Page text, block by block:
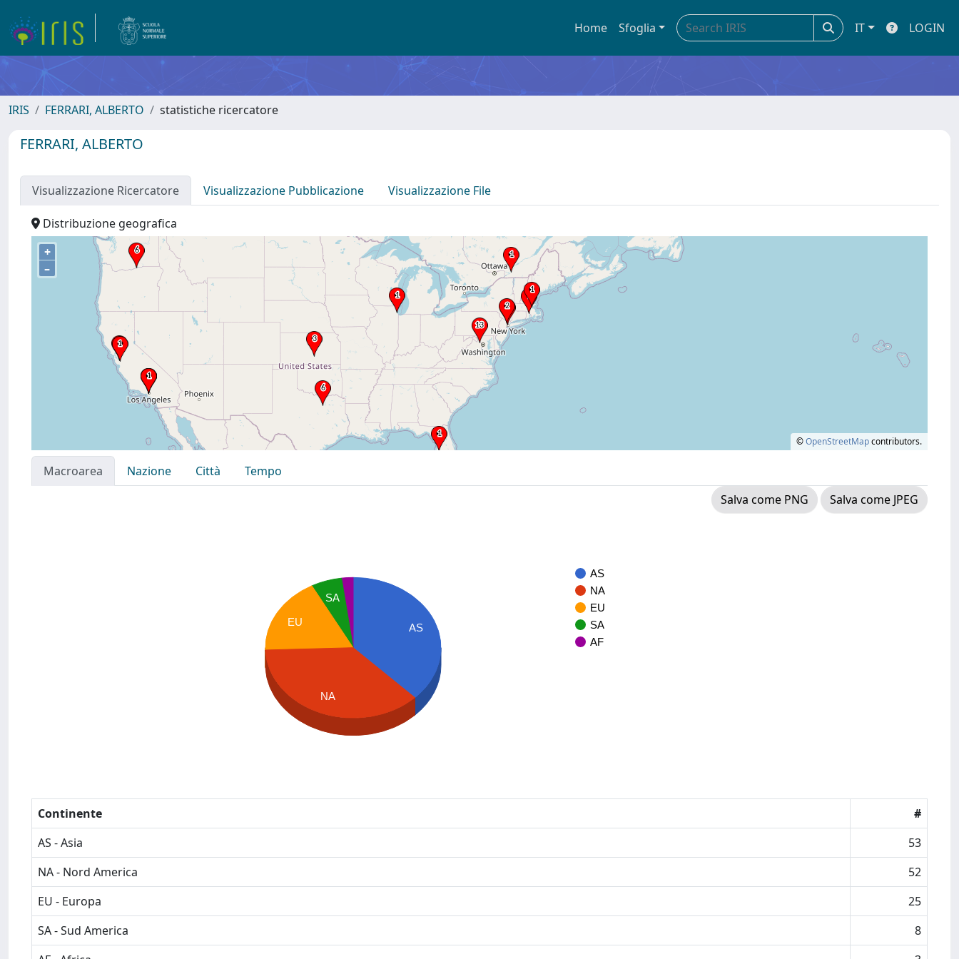
Home Sfoglia IT LOGIN
IRIS FERRARI, ALBERTO statistiche ricercatore
FERRARI, ALBERTO
Visualizzazione Ricercatore Visualizzazione Pubblicazione Visualizzazione File
Distribuzione geografica
+
–
©OpenStreetMapcontributors.
Macroarea Nazione Città
Tempo
Salva come PNG
Salva come JPEG
AS
NA
EU
SA
AF
AS
SA
EU
NA
Continente
#
AS - Asia
53
NA - Nord America
52
EU - Europa
25
SA - Sud America
8